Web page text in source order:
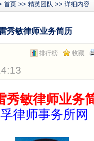
首页 >> 精英团队 >> 详细内容
秀敏律师业务简历
排行榜 收藏
敏律师业务
律师事务所网